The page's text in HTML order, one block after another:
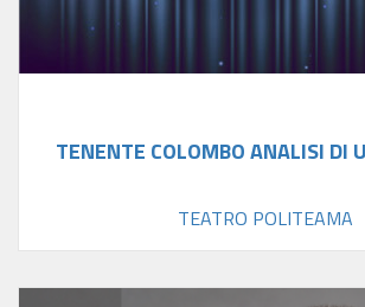
TENENTE COLOMBO ANALISI DI
TEATRO POLITEAMA